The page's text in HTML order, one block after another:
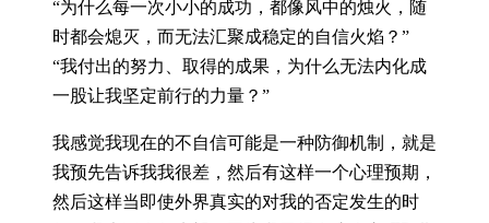
“为什么每一次小小的成功，都像风中的烛火，随
时都会熄灭，而无法汇聚成稳定的自信火焰？”
“我付出的努力、取得的成果，为什么无法内化成
一股让我坚定前行的力量？”
我感觉我现在的不自信可能是一种防御机制，就是
我预先告诉我我很差，然后有这样一个心理预期，
然后这样当即使外界真实的对我的否定发生的时